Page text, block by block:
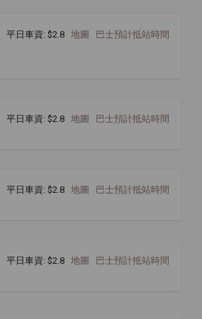
平日車資: $2.8 地圖 巴士預計抵站時間
平日車資: $2.8 地圖 巴士預計抵站時間
平日車資: $2.8 地圖 巴士預計抵站時間
平日車資: $2.8 地圖 巴士預計抵站時間